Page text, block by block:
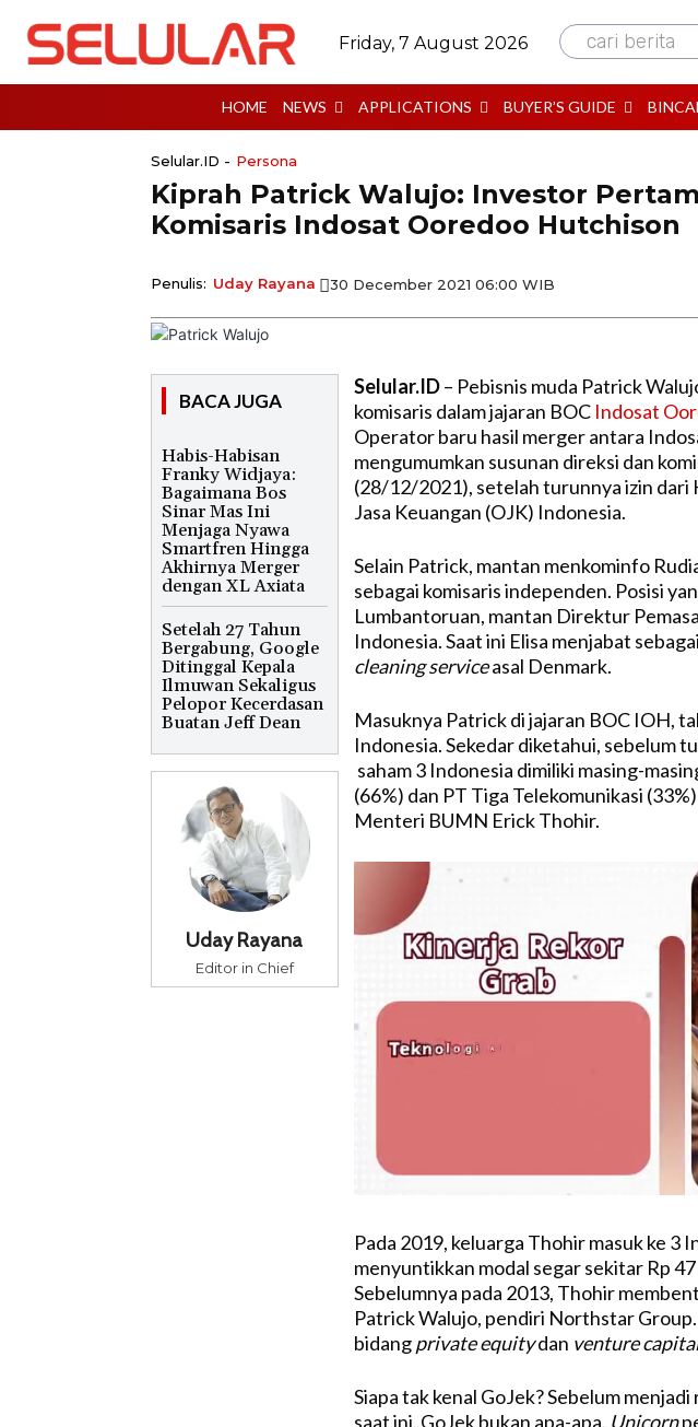
Friday, 7 August 2026 cari berita
HOME NEWS APPLICATIONS BUYER’S GUIDE
Selular.ID - Persona
Kiprah Patrick Walujo: Investor
Komisaris Indosat Ooredoo Hutchison
Penulis: Uday Rayana 30 December 2021 06:00 WIB
BACA JUGA
Habis-Habisan
Franky Widjaya:
Bagaimana Bos
Sinar Mas Ini
Menjaga Nyawa
Smartfren Hingga
Akhirnya Merger
dengan XL Axiata
Setelah 27 Tahun
Bergabung, Google
Ditinggal Kepala
Ilmuwan Sekaligus
Pelopor Kecerdasan
Buatan Jeff Dean
Uday Rayana
Editor in Chief
Selular.ID– Pebisnis muda Patrick
komisaris dalam jajaran BOC Indosat
Operator baru hasil merger antara
mengumumkan susunan direksi dan
(28/12/2021), setelah turunnya izin dari
Jasa Keuangan (OJK) Indonesia.
Selain Patrick, mantan menkominfo
sebagai komisaris independen. Posisi
Lumbantoruan, mantan Direktur
Indonesia. Saat ini Elisa menjabat
cleaning serviceasal Denmark.
Masuknya Patrick di jajaran BOC IOH,
Indonesia. Sekedar diketahui, sebelum
saham 3 Indonesia dimiliki masing-
(66%) dan PT Tiga Telekomunikasi
Menteri BUMN Erick Thohir.
Pada 2019, keluarga Thohir masuk ke 3
menyuntikkan modal segar sekitar Rp
Sebelumnya pada 2013, Thohir
Patrick Walujo, pendiri Northstar
bidangprivate equitydan venture
Siapa tak kenal GoJek? Sebelum
saat ini, GoJek bukan apa-apa. Unicorn